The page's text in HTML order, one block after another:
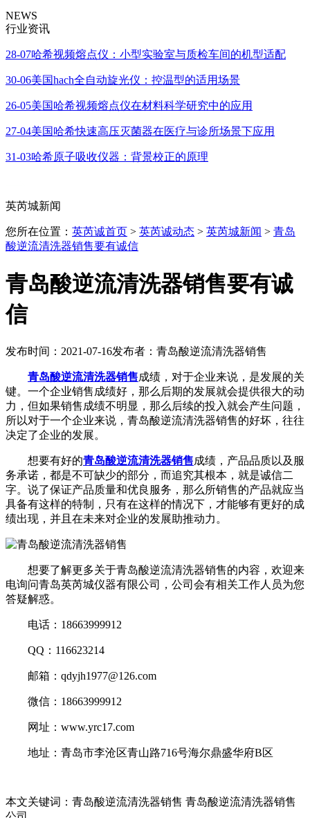
NEWS
行业资讯
28-07哈希视频熔点仪：小型实验室与质检车间的机型适配
30-06美国hach全自动旋光仪：控温型的适用场景
26-05美国哈希视频熔点仪在材料科学研究中的应用
27-04美国哈希快速高压灭菌器在医疗与诊所场景下应用
31-03哈希原子吸收仪器：背景校正的原理
英芮城新闻
您所在位置： 英芮诚首页 > 英芮诚动态 > 英芮城新闻 > 青岛
酸逆流清洗器销售要有诚信
青岛酸逆流清洗器销售要有诚
信
发布时间：2021-07-16发布者：青岛酸逆流清洗器销售
青岛酸逆流清洗器销售成绩，对于企业来说，是发展的关
键。一个企业销售成绩好，那么后期的发展就会提供很大的动
力，但如果销售成绩不明显，那么后续的投入就会产生问题，
所以对于一个企业来说，青岛酸逆流清洗器销售的好坏，往往
决定了企业的发展。
想要有好的青岛酸逆流清洗器销售成绩，产品品质以及服
务承诺，都是不可缺少的部分，而追究其根本，就是诚信二
字。说了保证产品质量和优良服务，那么所销售的产品就应当
具备有这样的特制，只有在这样的情况下，才能够有更好的成
绩出现，并且在未来对企业的发展助推动力。
想要了解更多关于青岛酸逆流清洗器销售的内容，欢迎来
电询问青岛英芮城仪器有限公司，公司会有相关工作人员为您
答疑解惑。
电话：18663999912
QQ：116623214
邮箱：qdyjh1977@126.com
微信：18663999912
网址：www.yrc17.com
地址：青岛市李沧区青山路716号海尔鼎盛华府B区
本文关键词：青岛酸逆流清洗器销售 青岛酸逆流清洗器销售